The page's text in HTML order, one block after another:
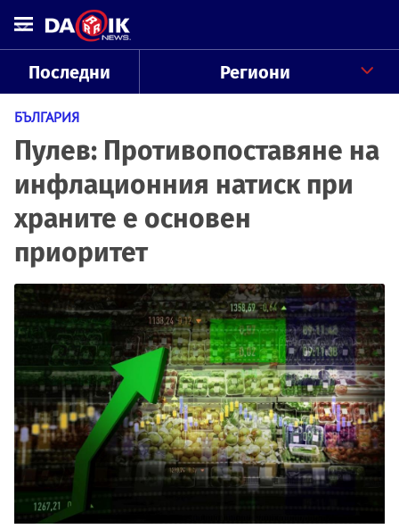
Последни Региони
БЪЛГАРИЯ
Пулев: Противопоставяне на
инфлационния натиск при
храните е основен
приоритет